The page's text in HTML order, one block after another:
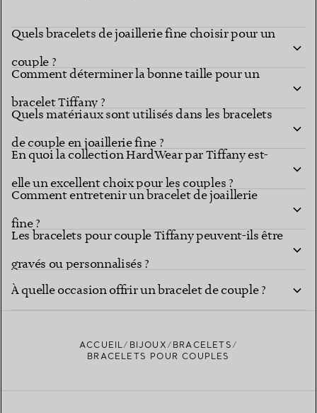
Quels bracelets de joaillerie fine choisir pour un
couple ?
Comment déterminer la bonne taille pour un
bracelet Tiffany ?
Quels matériaux sont utilisés dans les bracelets
de couple en joaillerie fine ?
En quoi la collection HardWear par Tiffany est-
elle un excellent choix pour les couples ?
Comment entretenir un bracelet de joaillerie
fine ?
Les bracelets pour couple Tiffany peuvent-ils être
gravés ou personnalisés ?
À quelle occasion offrir un bracelet de couple ?
ACCUEIL BIJOUX
BRACELETS
BRACELETS POUR COUPLES